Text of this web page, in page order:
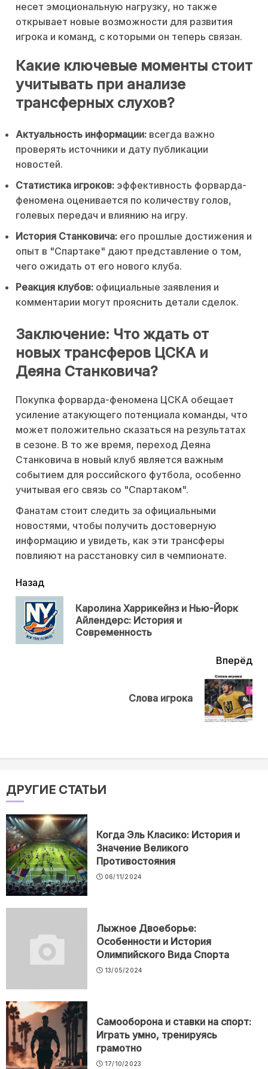
несет эмоциональную нагрузку, но также
открывает новые возможности для развития
игрока и команд, с которыми он теперь связан.
Какие ключевые моменты стоит
учитывать при анализе
трансферных слухов?
Актуальность информации: всегда важно
проверять источники и дату публикации
новостей.
Статистика игроков: эффективность форварда-
феномена оценивается по количеству голов,
голевых передач и влиянию на игру.
История Станковича: его прошлые достижения и
опыт в "Спартаке" дают представление о том,
чего ожидать от его нового клуба.
Реакция клубов: официальные заявления и
комментарии могут прояснить детали сделок.
Заключение: Что ждать от
новых трансферов ЦСКА и
Деяна Станковича?
Покупка форварда-феномена ЦСКА обещает
усиление атакующего потенциала команды, что
может положительно сказаться на результатах
в сезоне. В то же время, переход Деяна
Станковича в новый клуб является важным
событием для российского футбола, особенно
учитывая его связь со "Спартаком".
Фанатам стоит следить за официальными
новостями, чтобы получить достоверную
информацию и увидеть, как эти трансферы
повлияют на расстановку сил в чемпионате.
читать
еще
Назад
Каролина Харрикейнз и Нью-Йорк
Айлендерс: История и
Современность
Вперёд
Слова игрока
ДРУГИЕ СТАТЬИ
Когда Эль Класико: История и
Значение Великого
Противостояния
06/11/2024
Лыжное Двоеборье:
Особенности и История
Олимпийского Вида Спорта
13/05/2024
Самооборона и ставки на спорт:
Играть умно, тренируясь
грамотно
17/10/2023